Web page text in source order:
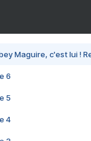
Maguire, c'est lui !
6
5
4